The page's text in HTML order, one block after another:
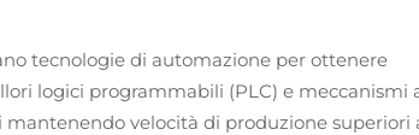
tecnologie di automazione per ottenere
logici programmabili (PLC) e meccanismi
velocità di produzione superiori